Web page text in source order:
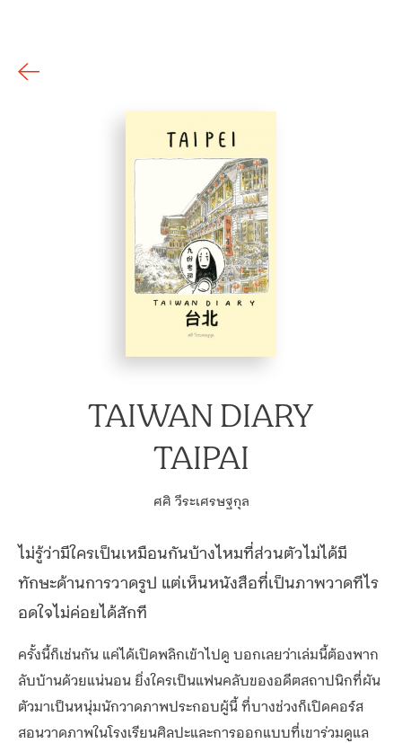
TAIWAN DIARY
TAIPAI
ศศิ วีระเศรษฐกุล
ไม่รู้ว่ามีใครเป็นเหมือนกันบ้างไหมที่ส่วนตัวไม่ได้มี
ทักษะด้านการวาดรูป แต่เห็นหนังสือที่เป็นภาพวาดทีไร
อดใจไม่ค่อยได้สักที
ครั้งนี้ก็เช่นกัน แค่ได้เปิดพลิกเข้าไปดู บอกเลยว่าเล่มนี้ต้องพาก
ลับบ้านด้วยแน่นอน ยิ่งใครเป็นแฟนคลับของอดีตสถาปนิกที่ผัน
ตัวมาเป็นหนุ่มนักวาดภาพประกอบผู้นี้ ที่บางช่วงก็เปิดคอร์ส
สอนวาดภาพในโรงเรียนศิลปะและการออกแบบที่เขาร่วมดูแล